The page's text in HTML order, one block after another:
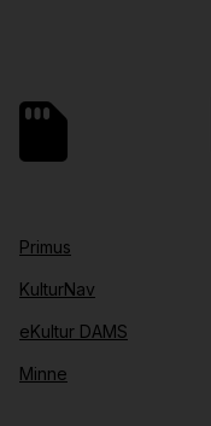
Primus
KulturNav
eKultur DAMS
Minne